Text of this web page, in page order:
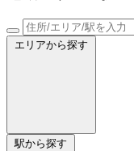
エリアから探す
駅から探す